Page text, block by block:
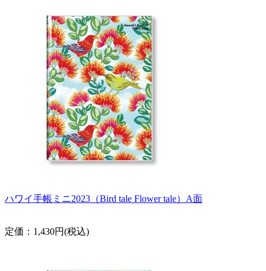
ハワイ手帳ミニ2023（Bird tale Flower tale）A面
定価：1,430円(税込)